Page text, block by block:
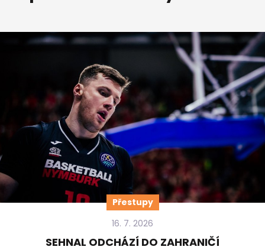
Přestupy
16. 7. 2026
SEHNAL ODCHÁZÍ DO ZAHRANIČÍ